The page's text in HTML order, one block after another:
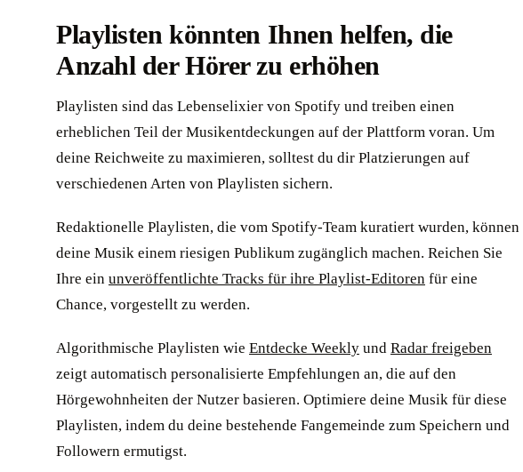
Playlisten könnten Ihnen helfen, die
Anzahl der Hörer zu erhöhen
Playlisten sind das Lebenselixier von Spotify und treiben einen
erheblichen Teil der Musikentdeckungen auf der Plattform voran. Um
deine Reichweite zu maximieren, solltest du dir Platzierungen auf
verschiedenen Arten von Playlisten sichern.
Redaktionelle Playlisten, die vom Spotify-Team kuratiert wurden, können
deine Musik einem riesigen Publikum zugänglich machen. Reichen Sie
Ihre ein unveröffentlichte Tracks für ihre Playlist-Editoren für eine
Chance, vorgestellt zu werden.
Algorithmische Playlisten wie Entdecke Weekly und Radar freigeben
zeigt automatisch personalisierte Empfehlungen an, die auf den
Hörgewohnheiten der Nutzer basieren. Optimiere deine Musik für diese
Playlisten, indem du deine bestehende Fangemeinde zum Speichern und
Followern ermutigst.